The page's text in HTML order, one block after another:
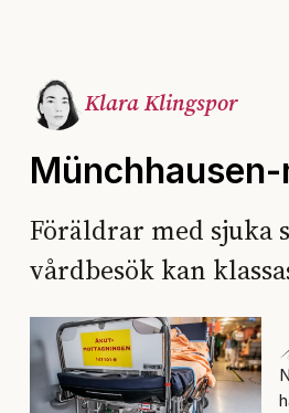
Klara Klingspor
Föräldrar med sjuka
vårdbesök kan